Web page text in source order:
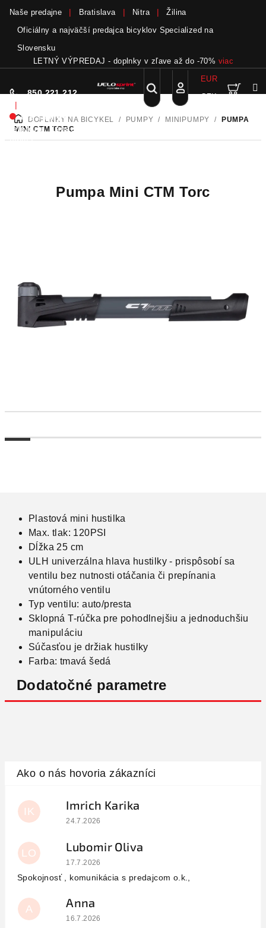
obsah
Naše predajne Bratislava Nitra
Žilina
Oficiálny a najväčší predajca bicyklov Specialized na
Slovensku
LETNÝ VÝPREDAJ - doplnky v zľave až do -70% viac
850 221 212
|
Nie sme pri
telefóne. Zanechať
odkaz
Hľadať
Prihlásenie
EUR
CZK
DOMOVDOPLNKY NA BICYKEL / PUMPY / MINIPUMPY /
PUMPA
MINI CTM TORC
Pumpa Mini CTM Torc
Plastová mini hustilka
Max. tlak: 120PSI
Dĺžka 25 cm
ULH univerzálna hlava hustilky - prispôsobí sa
ventilu bez nutnosti otáčania či prepínania
vnútorného ventilu
Typ ventilu: auto/presta
Sklopná T-rúčka pre pohodlnejšiu a jednoduchšiu
manipuláciu
Súčasťou je držiak hustilky
Farba: tmavá šedá
Dodatočné parametre
IK Imrich Karika
Hodnotenie obchodu je 5 z 5 hviezdičiek.
24.7.2026
LO Lubomir Oliva
Hodnotenie obchodu je 5 z 5 hviezdičiek.
17.7.2026
Spokojnosť , komunikácia s predajcom o.k.,
A Anna
Hodnotenie obchodu je 5 z 5 hviezdičiek.
16.7.2026